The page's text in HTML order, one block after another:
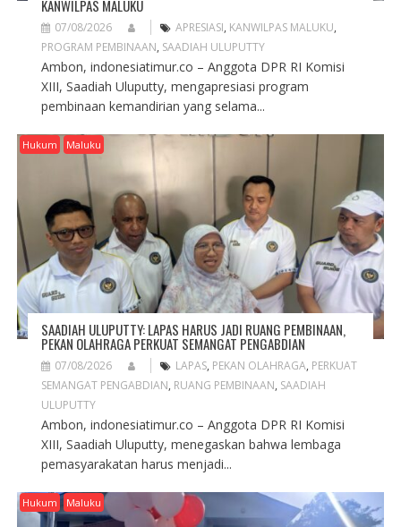
KANWILPAS MALUKU
07/08/2026 APRESIASI, KANWILPAS MALUKU,
PROGRAM PEMBINAAN, SAADIAH ULUPUTTY
Ambon, indonesiatimur.co – Anggota DPR RI Komisi
XIII, Saadiah Uluputty, mengapresiasi program
pembinaan kemandirian yang selama...
Hukum Maluku
SAADIAH ULUPUTTY: LAPAS HARUS JADI RUANG PEMBINAAN,
PEKAN OLAHRAGA PERKUAT SEMANGAT PENGABDIAN
07/08/2026 LAPAS, PEKAN OLAHRAGA, PERKUAT
SEMANGAT PENGABDIAN, RUANG PEMBINAAN, SAADIAH
ULUPUTTY
Ambon, indonesiatimur.co – Anggota DPR RI Komisi
XIII, Saadiah Uluputty, menegaskan bahwa lembaga
pemasyarakatan harus menjadi...
Hukum Maluku